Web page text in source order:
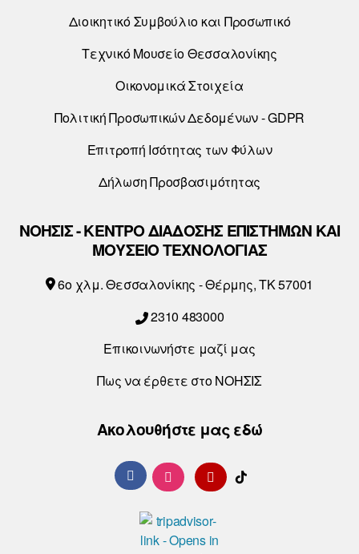
Διοικητικό Συμβούλιο και Προσωπικό
Τεχνικό Μουσείο Θεσσαλονίκης
Οικονομικά Στοιχεία
Πολιτική Προσωπικών Δεδομένων - GDPR
Επιτροπή Ισότητας των Φύλων
Δήλωση Προσβασιμότητας
ΝΟΗΣΙΣ - ΚΕΝΤΡΟ ΔΙΑΔΟΣΗΣ ΕΠΙΣΤΗΜΩΝ ΚΑΙ
ΜΟΥΣΕΙΟ ΤΕΧΝΟΛΟΓΙΑΣ
6o χλμ. Θεσσαλονίκης - Θέρμης, ΤΚ 57001
2310 483000
Επικοινωνήστε μαζί μας
Πως να έρθετε στο ΝΟΗΣΙΣ
Ακολουθήστε μας εδώ